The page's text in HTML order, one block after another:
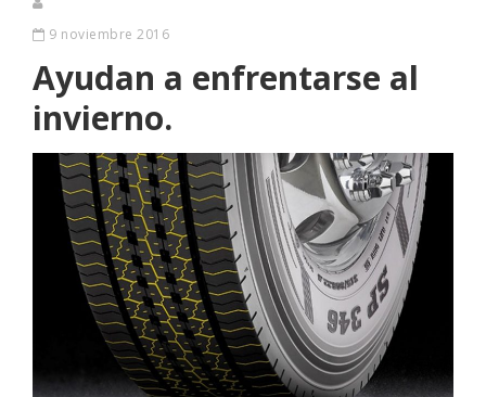
9 noviembre 2016
Ayudan a enfrentarse al
invierno.